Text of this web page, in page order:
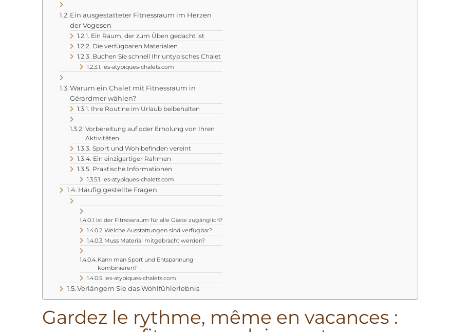
Ein ausgestatteter Fitnessraum im Herzen
der Vogesen
Ein Raum, der zum Üben gedacht ist
Die verfügbaren Materialien
Buchen Sie schnell Ihr untypisches Chalet
les-atypiques-chalets.com
Warum ein Chalet mit Fitnessraum in
Gérardmer wählen?
Ihre Routine im Urlaub beibehalten
Vorbereitung auf oder Erholung von Ihren
Aktivitäten
Sport und Wohlbefinden vereint
Ein einzigartiger Rahmen
Praktische Informationen
les-atypiques-chalets.com
Häufig gestellte Fragen
Ist der Fitnessraum für alle Gäste zugänglich?
Welche Ausstattungen sind verfügbar?
Muss Material mitgebracht werden?
Kann man Sport und Entspannung
kombinieren?
les-atypiques-chalets.com
Verlängern Sie das Wohlfühlerlebnis
Gardez le rythme, même en vacances :